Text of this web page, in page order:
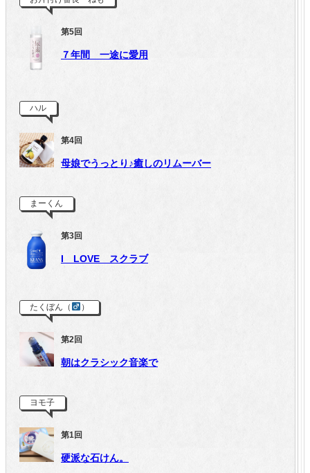
第5回
７年間 一途に愛用
ハル
第4回
母娘でうっとり♪癒しのリムーバー
まーくん
第3回
I LOVE スクラブ
たくぼん（ ）
第2回
朝はクラシック音楽で
ヨモ子
第1回
硬派な石けん。